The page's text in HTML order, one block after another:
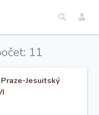
11
Jesuitský